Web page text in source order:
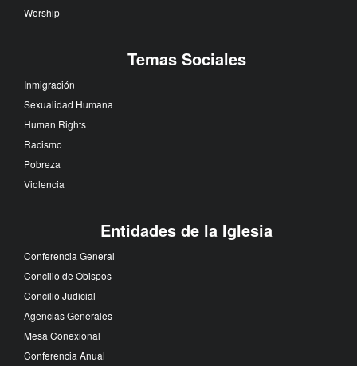
Worship
Temas Sociales
Inmigración
Sexualidad Humana
Human Rights
Racismo
Pobreza
Violencia
Entidades de la Iglesia
Conferencia General
Concilio de Obispos
Concilio Judicial
Agencias Generales
Mesa Conexional
Conferencia Anual